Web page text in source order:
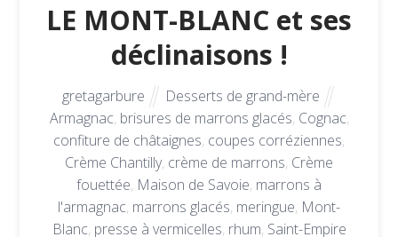
LE MONT-BLANC et ses
déclinaisons !
gretagarbure
Desserts de grand-mère
Armagnac, brisures de marrons glacés, Cognac,
confiture de châtaignes, coupes corréziennes,
Crème Chantilly, crème de marrons, Crème
fouettée, Maison de Savoie, marrons à
l'armagnac, marrons glacés, meringue, Mont-
Blanc, presse à vermicelles, rhum, Saint-Empire